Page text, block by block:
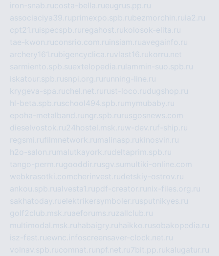
iron-snab.rucosta-bella.rueugrus.pp.ru
associaciya39.ruprimexpo.spb.rubezmorchin.ru ia2.ru
cpt21.ru ispecspb.ru regahost.rukolosok-elita.ru
tae-kwon.ruconsrio.com.ru insiam.ruavegainfo.ru
archery161.rubigencyclica.ruvlast16.rukorru.net
sarmiento.spb.suextelopedia.ru lammin-suo.spb.ru
iskatour.spb.rusnpi.org.ru running-line.ru
krygeva-spa.ruchel.net.ru rust-loco.rudugshop.ru
hl-beta.spb.ruschool494.spb.ru mymubaby.ru
epoha-metalband.ru ngr.spb.ru rusgosnews.com
dieselvostok.ru24hostel.msk.ruw-dev.ruf-ship.ru
regsmi.rufilmnetwork.ru malinasp.rukinosvin.ru
h2o-salon.ru malutkayork.rudeltaprim.spb.ru
tango-perm.rugooddir.rusgv.su multiki-online.com
webkrasotki.comcherinvest.rudetskiy-ostrov.ru
ankou.spb.rualvesta1.rupdf-creator.ru nix-files.org.ru
sakhatoday.ruelektrikersymboler.rusputnikyes.ru
golf2club.msk.ruaeforums.ruzallclub.ru
multimodal.msk.ru habaigry.ru haikko.rusobakopedia.ru
isz-fest.ruewnc.infoscreensaver-clock.net.ru
volnav.spb.rucomnat.ru npf.net.ru7bit.pp.rukalugatur.ru